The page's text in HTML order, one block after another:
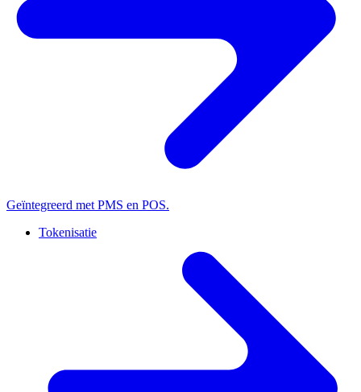
Geïntegreerd met PMS en POS.
Tokenisatie